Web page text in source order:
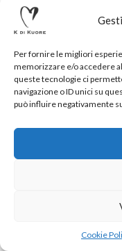
Per fornire le migliori
memorizzare e/o accedere
queste tecnologie ci
navigazione o ID unici su
può influire negativamente
Cookie